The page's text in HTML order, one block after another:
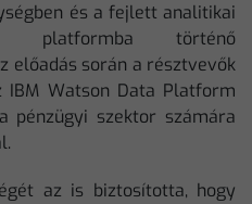
és a fejlett analitikai
platformba történő
előadás során a résztvevők
IBM Watson Data Platform
pénzügyi szektor számára
az is biztosította, hogy